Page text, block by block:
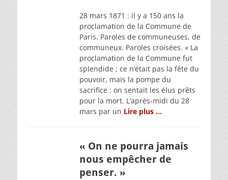
28 mars 1871 : il y a 150 ans la
proclamation de la Commune de
Paris. Paroles de communeuses, de
communeux. Paroles croisées. « La
proclamation de la Commune fut
splendide ; ce n’était pas la fête du
pouvoir, mais la pompe du
sacrifice : on sentait les élus prêts
pour la mort. L’après-midi du 28
mars par un Lire plus …
« On ne pourra jamais
nous empêcher de
penser. »